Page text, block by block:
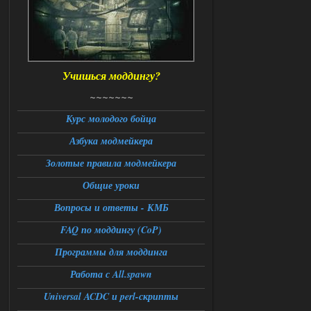
Доступно только для пользователей
Ответить ➤
06.08.2026
DEDULYA-1967
Доступно только для пользователей
Ответить ➤
06.08.2026
Universal Teleport v2.0
Stalker-Mods-Clan-su
Доступно только для пользователей
Ответить ➤
06.08.2026
Учишься моддингу?
~~~~~~~
Курс молодого бойца
Азбука модмейкера
Золотые правила модмейкера
Общие уроки
Вопросы и ответы - КМБ
FAQ по моддингу (CoP)
Программы для моддинга
Работа с All.spawn
Universal ACDC и perl-скрипты